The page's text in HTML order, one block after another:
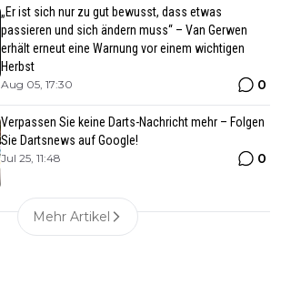
„Er ist sich nur zu gut bewusst, dass etwas
passieren und sich ändern muss“ – Van Gerwen
erhält erneut eine Warnung vor einem wichtigen
Herbst
Aug 05, 17:30 0
Verpassen Sie keine Darts-Nachricht mehr – Folgen
Sie Dartsnews auf Google!
Jul 25, 11:48 0
Mehr Artikel